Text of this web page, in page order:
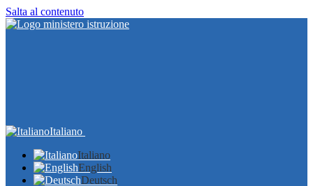
Salta al contenuto
Italiano
Italiano
English
Deutsch